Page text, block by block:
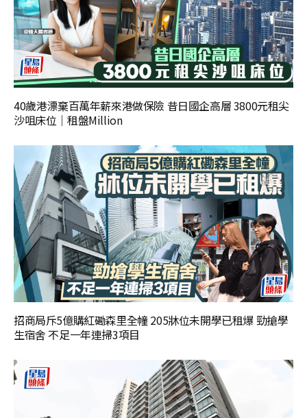
40歲港漂棄百萬年薪來港做保險 昔日國企高層 3800元租尖
沙咀床位｜租盤Million
招商局斥5億購紅磡森里全幢 205牀位未開學已租爆 勁搶學
生宿舍 不足一年連掃3項目